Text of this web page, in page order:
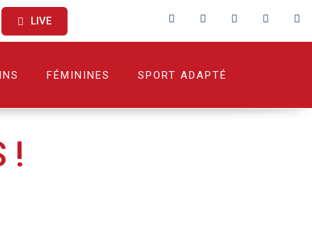
LIVE
FÉMININES SPORT ADAPTÉ
!